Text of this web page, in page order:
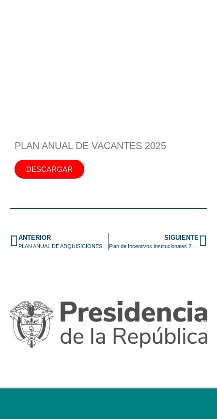
PLAN ANUAL DE VACANTES 2025
DESCARGAR
ANTERIOR
PLAN ANUAL DE ADQUISICIONES 2025
SIGUIENTE
Plan de Incentivos Institucionales 2025